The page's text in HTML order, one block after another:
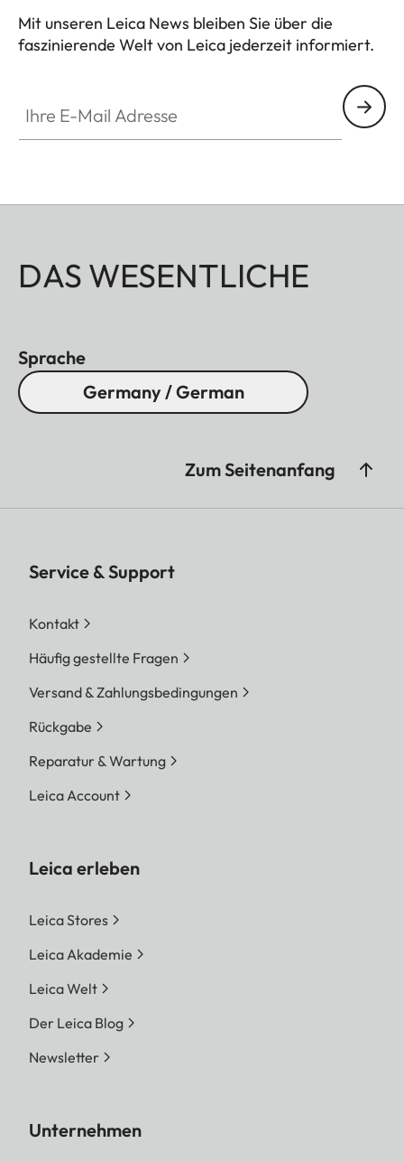
Mit unseren Leica News bleiben Sie über die
faszinierende Welt von Leica jederzeit informiert.
DAS WESENTLICHE
Sprache
Germany / German
Zum Seitenanfang
Service & Support
Kontakt
Häufig gestellte Fragen
Versand & Zahlungsbedingungen
Rückgabe
Reparatur & Wartung
Leica Account
Leica erleben
Leica Stores
Leica Akademie
Leica Welt
Der Leica Blog
Newsletter
Unternehmen